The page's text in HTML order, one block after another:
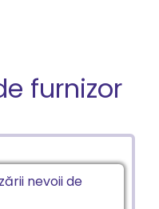
furnizor
nevoii de